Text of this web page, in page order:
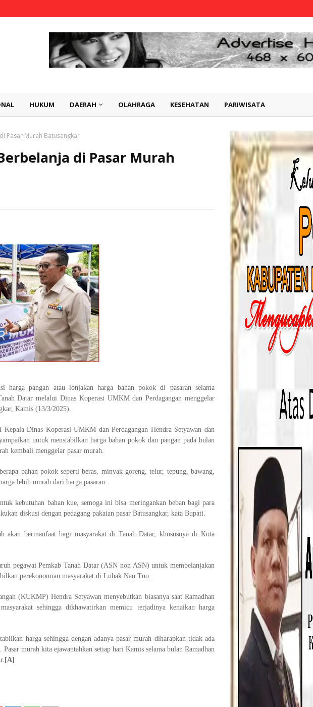
HUKUM DAERAH OLAHRAGA KESEHATAN PARIWISATA
Pasar Murah Batusangkar
di Pasar Murah
harga pangan atau lonjakan harga bahan pokok di pasaran selama
Datar melalui Dinas Koperasi UMKM dan Perdagangan menggelar
Kamis (13/3/2025).
Dinas Koperasi UMKM dan Perdagangan Hendra Setyawan dan
untuk menstabilkan harga bahan pokok dan pangan pada bulan
kembali menggelar pasar murah.
bahan pokok seperti beras, minyak goreng, telur, tepung, bawang,
lebih murah dari harga pasaran.
kebutuhan bahan kue, semoga ini bisa meringankan beban bagi para
diskusi dengan pedagang pakaian pasar Batusangkar, kata Bupati.
akan bermanfaat bagi masyarakat di Tanah Datar, khususnya di Kota
pegawai Pemkab Tanah Datar (ASN non ASN) untuk membelanjakan
perekonomian masyarakat di Luhak Nan Tuo.
(KUKMP) Hendra Setyawan menyebutkan biasanya saat Ramadhan
sehingga dikhawatirkan memicu terjadinya kenaikan harga
harga sehingga dengan adanya pasar murah diharapkan tidak ada
murah kita ejawantahkan setiap hari Kamis selama bulan Ramadhan
[A]